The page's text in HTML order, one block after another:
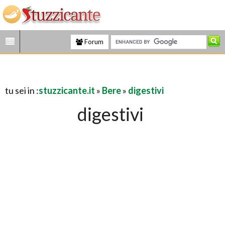
Forum
tu sei in :stuzzicante.it » Bere» digestivi
digestivi